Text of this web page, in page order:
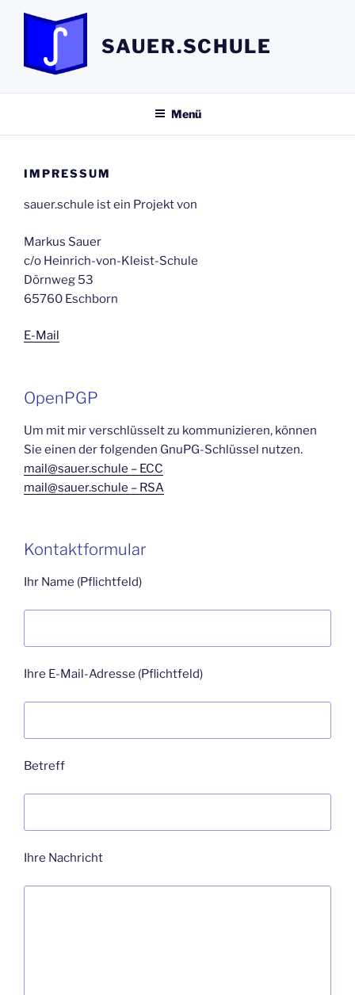
Zum
SAUER.SCHULE
Menü
IMPRESSUM
sauer.schule ist ein Projekt von
Markus Sauer
c/o Heinrich-von-Kleist-Schule
Dörnweg 53
65760 Eschborn
E-Mail
OpenPGP
Um mit mir verschlüsselt zu kommunizieren, können
Sie einen der folgenden GnuPG-Schlüssel nutzen.
mail@sauer.schule – ECC
mail@sauer.schule – RSA
Kontaktformular
Ihr Name (Pflichtfeld)
Ihre E-Mail-Adresse (Pflichtfeld)
Betreff
Ihre Nachricht